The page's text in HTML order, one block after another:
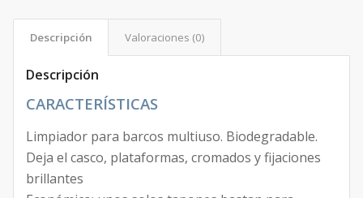
Descripción Valoraciones (0)
Descripción
CARACTERÍSTICAS
Limpiador para barcos multiuso. Biodegradable.
Deja el casco, plataformas, cromados y fijaciones
brillantes